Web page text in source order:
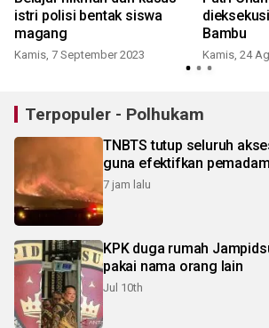
istri polisi bentak siswa
magang
Kamis, 7 September 2023
Bambu
Kamis, 24
Terpopuler - Polhukam
TNBTS tutup seluruh
guna efektifkan
7 jam lalu
KPK duga rumah
pakai nama orang lain
Jul 10th